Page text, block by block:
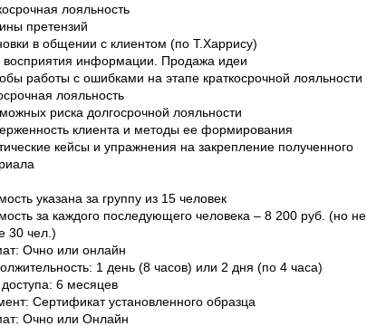
лояльность
претензий
в общении с клиентом (по Т.Харрису)
информации. Продажа идеи
работы с ошибками на этапе краткосрочной лояльности
лояльность
риска долгосрочной лояльности
клиента и методы ее формирования
кейсы и упражнения на закрепление полученного
указана за группу из 15 человек
за каждого последующего человека – 8 200 руб. (но не
30 чел.)
Очно или онлайн
1 день (8 часов) или 2 дня (по 4 часа)
6 месяцев
Сертификат установленного образца
Очно или Онлайн